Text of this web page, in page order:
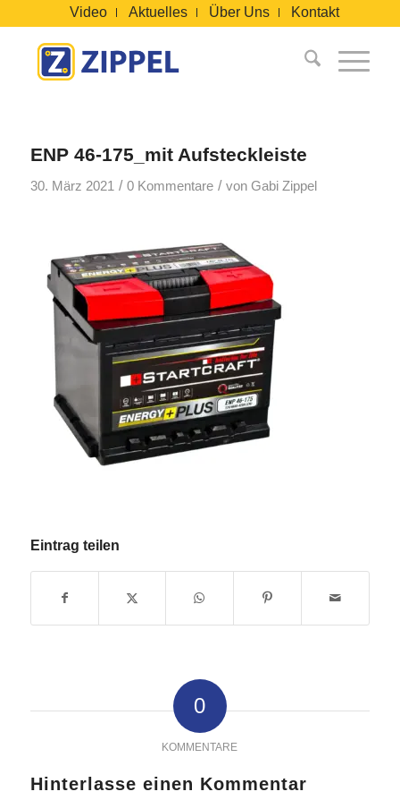
Video Aktuelles Über Uns Kontakt
ENP 46-175_mit Aufsteckleiste
30. März 2021 / 0 Kommentare / von Gabi Zippel
Eintrag teilen
0
KOMMENTARE
Hinterlasse einen Kommentar